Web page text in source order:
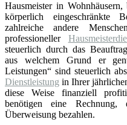
Hausmeister in
körperlich eingeschränkte
zahlreiche andere
professioneller
steuerlich durch das
aus welchem Grund er
Leistungen“ sind steuerlich
Dienstleistung in Ihrer
diese Weise finanziell
benötigen eine
Überweisung bezahlen.